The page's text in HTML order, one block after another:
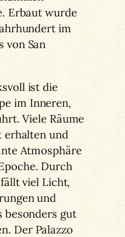
Erbaut wurde
im
von San
ist die
im Inneren,
Viele Räume
erhalten und
Atmosphäre
Durch
viel Licht,
und
besonders gut
Der Palazzo